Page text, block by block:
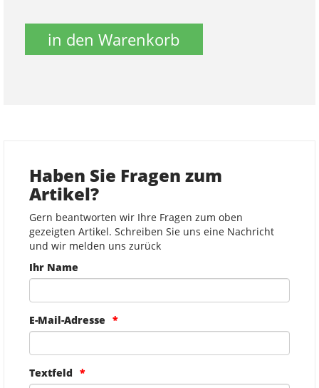
in den Warenkorb
Haben Sie Fragen zum
Artikel?
Gern beantworten wir Ihre Fragen zum oben
gezeigten Artikel. Schreiben Sie uns eine Nachricht
und wir melden uns zurück
Ihr Name
E-Mail-Adresse
Textfeld